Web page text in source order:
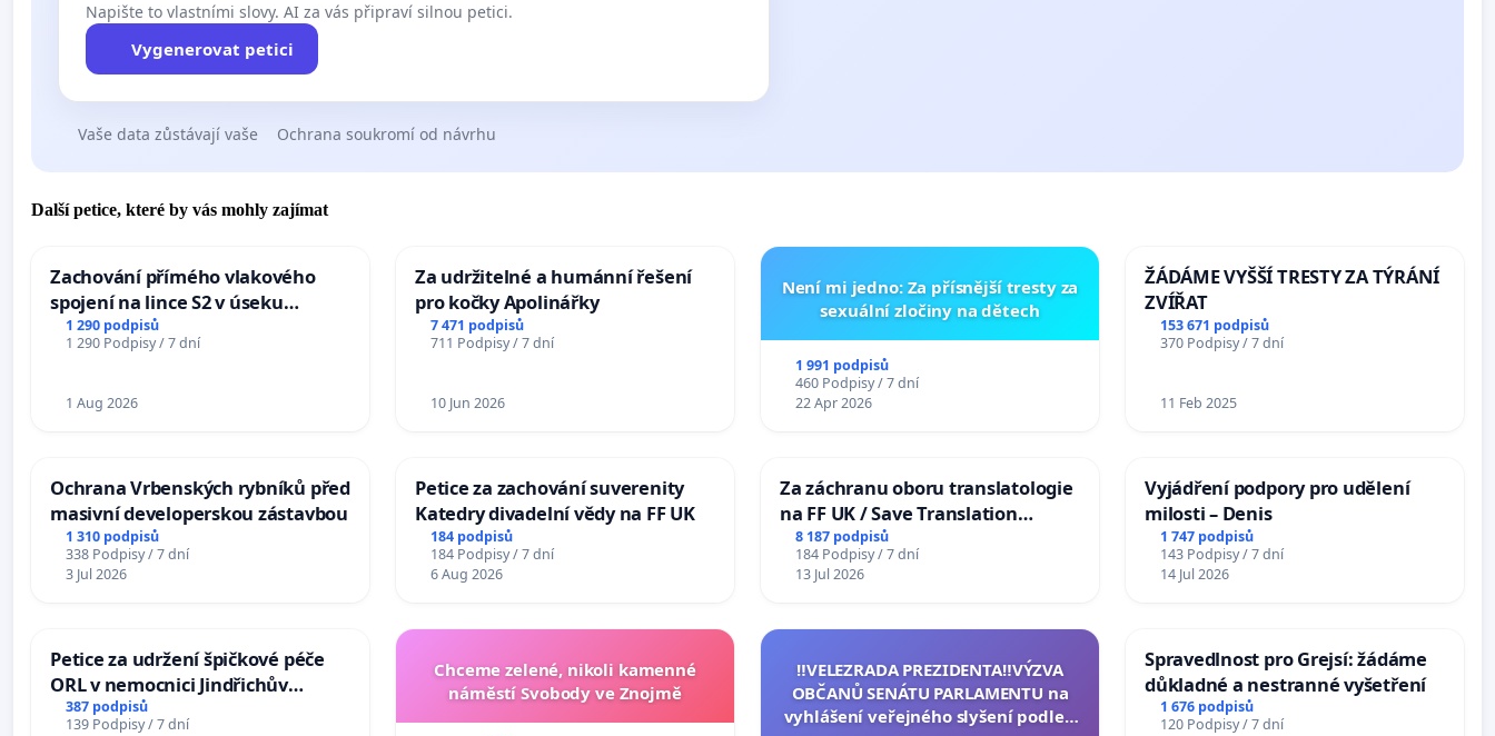
Napište to vlastními slovy. AI za vás připraví silnou petici.
Vygenerovat petici
Vaše data zůstávají vaše Ochrana soukromí od návrhu
Další petice, které by vás mohly zajímat
Zachování přímého vlakového
spojení na lince S2 v úseku
Ostrava – Bohumín – Karviná –
Mosty u Jablunkova
1 290 podpisů
1 290 Podpisy / 7 dní
1 Aug 2026
Za udržitelné a humánní řešení
pro kočky Apolinářky
7 471 podpisů
711 Podpisy / 7 dní
10 Jun 2026
Není mi jedno: Za přísnější tresty za
sexuální zločiny na dětech
1 991 podpisů
460 Podpisy / 7 dní
22 Apr 2026
ŽÁDÁME VYŠŠÍ TRESTY ZA TÝRÁNÍ
ZVÍŘAT
153 671 podpisů
370 Podpisy / 7 dní
11 Feb 2025
Ochrana Vrbenských rybníků před
masivní developerskou zástavbou
1 310 podpisů
338 Podpisy / 7 dní
3 Jul 2026
Petice za zachování suverenity
Katedry divadelní vědy na FF UK
184 podpisů
184 Podpisy / 7 dní
6 Aug 2026
Za záchranu oboru translatologie
na FF UK / Save Translation
Studies at the Faculty of Arts,
Charles University
8 187 podpisů
184 Podpisy / 7 dní
13 Jul 2026
Vyjádření podpory pro udělení
milosti – Denis
1 747 podpisů
143 Podpisy / 7 dní
14 Jul 2026
Petice za udržení špičkové péče
ORL v nemocnici Jindřichův
Hradec
387 podpisů
139 Podpisy / 7 dní
Chceme zelené, nikoli kamenné
náměstí Svobody ve Znojmě
‼️VELEZRADA PREZIDENTA‼️VÝZVA
OBČANŮ SENÁTU PARLAMENTU na
vyhlášení veřejného slyšení podle §
Spravedlnost pro Grejsí: žádáme
důkladné a nestranné vyšetření
1 676 podpisů
120 Podpisy / 7 dní